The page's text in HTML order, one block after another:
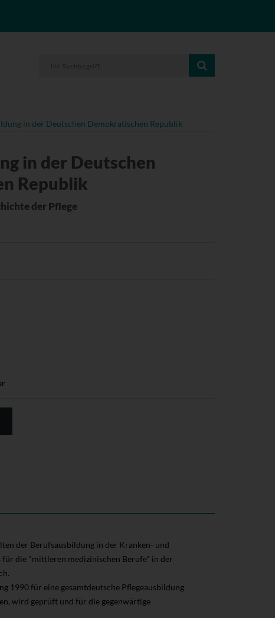
in der Deutschen Demokratischen Republik
in der Deutschen
Republik
der Pflege
der Berufsausbildung in der Kranken- und
die "mittleren medizinischen Berufe" in der
1990 für eine gesamtdeutsche Pflegeausbildung
wird geprüft und für die gegenwärtige